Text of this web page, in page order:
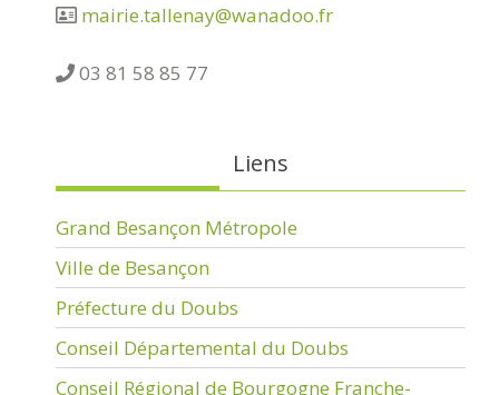
mairie.tallenay@wanadoo.fr
03 81 58 85 77
Liens
Grand Besançon Métropole
Ville de Besançon
Préfecture du Doubs
Conseil Départemental du Doubs
Conseil Régional de Bourgogne Franche-